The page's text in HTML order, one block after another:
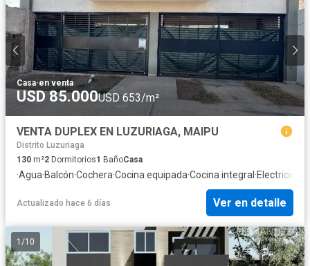
Casa·en venta
USD 85.000USD 653/m²
VENTA DUPLEX EN LUZURIAGA, MAIPU
Distrito Luzuriaga
130 m²2 Dormitorios1 BañoCasa
·Agua·Balcón·Cochera·Cocina equipada·Cocina integral ·Electricidad
Actualizado hace 6 días Ver en detalle
1 /10